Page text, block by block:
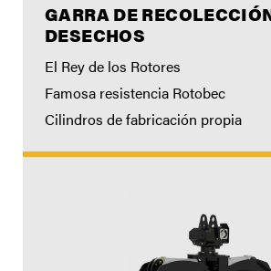
GARRA DE
DESECHOS
El Rey de los Rotores
Famosa resistencia Rotobec
Cilindros de fabricación propia